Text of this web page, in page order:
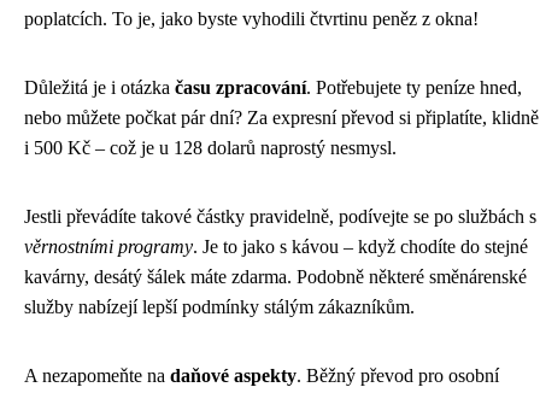
poplatcích. To je, jako byste vyhodili čtvrtinu peněz z okna!
Důležitá je i otázka času zpracování. Potřebujete ty peníze hned,
nebo můžete počkat pár dní? Za expresní převod si připlatíte, klidně
i 500 Kč – což je u 128 dolarů naprostý nesmysl.
Jestli převádíte takové částky pravidelně, podívejte se po službách s
věrnostními programy. Je to jako s kávou – když chodíte do stejné
kavárny, desátý šálek máte zdarma. Podobně některé směnárenské
služby nabízejí lepší podmínky stálým zákazníkům.
A nezapomeňte na daňové aspekty. Běžný převod pro osobní